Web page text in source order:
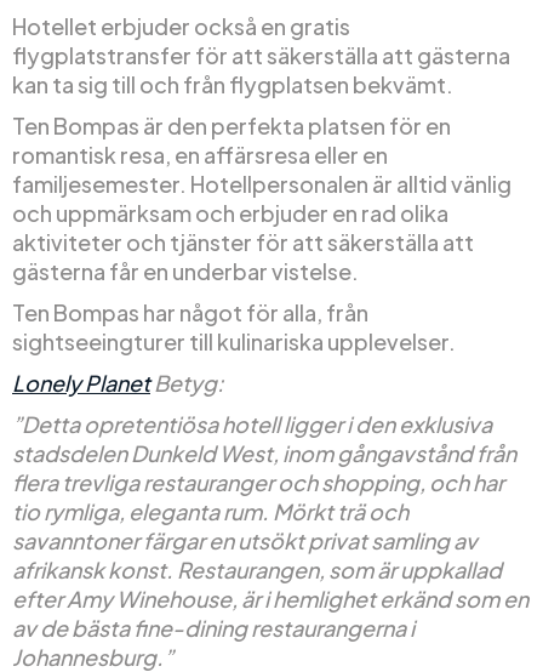
Hotellet erbjuder också en gratis
flygplatstransfer för att säkerställa att gästerna
kan ta sig till och från flygplatsen bekvämt.
Ten Bompas är den perfekta platsen för en
romantisk resa, en affärsresa eller en
familjesemester. Hotellpersonalen är alltid vänlig
och uppmärksam och erbjuder en rad olika
aktiviteter och tjänster för att säkerställa att
gästerna får en underbar vistelse.
Ten Bompas har något för alla, från
sightseeingturer till kulinariska upplevelser.
Lonely PlanetBetyg:
”Detta opretentiösa hotell ligger i den exklusiva
stadsdelen Dunkeld West, inom gångavstånd från
flera trevliga restauranger och shopping, och har
tio rymliga, eleganta rum. Mörkt trä och
savanntoner färgar en utsökt privat samling av
afrikansk konst. Restaurangen, som är uppkallad
efter Amy Winehouse, är i hemlighet erkänd som en
av de bästa fine-dining restaurangerna i
Johannesburg.”